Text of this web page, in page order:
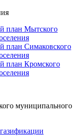
план Мытского
план Симаковского
план Кромского
муниципального